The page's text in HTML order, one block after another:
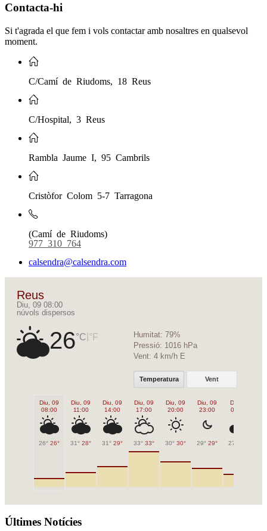
Contacta-hi
Si t'agrada el que fem i vols contactar amb nosaltres en qualsevol
moment.
C/Camí de Riudoms, 18 Reus
C/Hospital, 3 Reus
Rambla Jaume I, 95 Cambrils
Cristòfor Colom 5-7 Tarragona
(Camí de Riudoms)
977 310 764
calsendra@calsendra.com
Reus
Diu, 09 08:00
núvols dispersos
26°C °F Humitat: 79%
Pressió: 1016 hPa
Vent: 4 km/h E
Temperatura Vent
Diu, 09
08:00
26° 26°
Diu, 09
11:00
31° 28°
Diu, 09
14:00
31° 29°
Diu, 09
17:00
33° 33°
Diu, 09
20:00
30° 30°
Diu, 09
23:00
29° 29°
Dil, 10
02:00
27°
Últimes Notícies